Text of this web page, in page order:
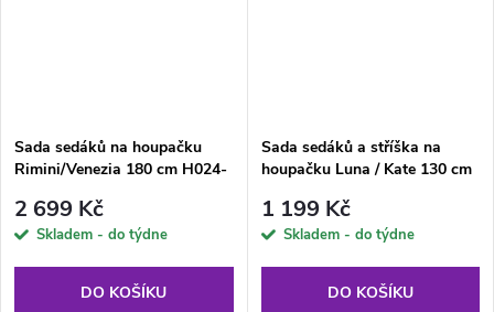
Sada sedáků na houpačku
Rimini/Venezia 180 cm H024-
2 699 Kč
Skladem - do týdne
DO KOŠÍKU
Sada sedáků a stříška na
houpačku Luna / Kate 130 cm
1 199 Kč
Skladem - do týdne
DO KOŠÍKU